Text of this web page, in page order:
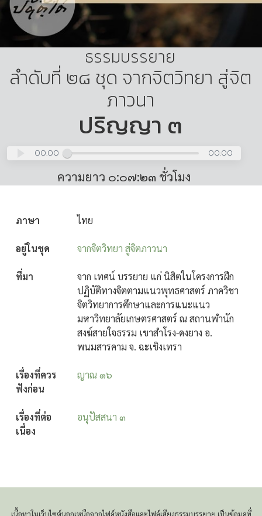
ธรรมบรรยาย
ลำดับที่ ๒๘ ชุด จากจิตวิทยา สู่จิต
ภาวนา
ปริญญา ๓
00:00 00:00
ความยาว ๐:๐๗:๒๓ ชั่วโมง
ภาษา ไทย
อยู่ในชุด จากจิตวิทยา สู่จิตภาวนา
ที่มา
จาก เทศน์ บรรยาย แก่ นิสิตในโครงการฝึก
ปฏิบัติทางจิตตามแนวพุทธศาสตร์ ภาควิชา
จิตวิทยาการศึกษาและการแนะแนว
มหาวิทยาลัยเกษตรศาสตร์ ณ สถานพำนัก
สงฆ์สายใจธรรม เขาสำโรง-ดงยาง อ.
พนมสารคาม จ. ฉะเชิงเทรา
เรื่องที่ควร
ฟังก่อน
ญาณ ๑๖
เรื่องที่ต่อ
เนื่อง
อนุปัสสนา ๓
เนื้อหาในเว็บไซต์นอกเหนือจากไฟล์หนังสือและไฟล์เสียงธรรมบรรยาย เป็นข้อมูลที่